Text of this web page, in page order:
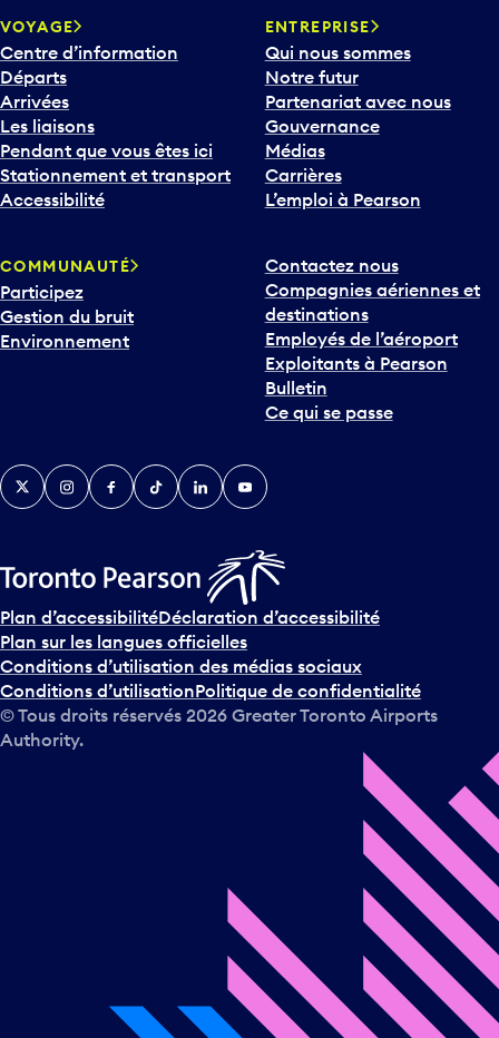
VOYAGE
Centre d’information
Départs
Arrivées
Les liaisons
Pendant que vous êtes ici
Stationnement et transport
Accessibilité
ENTREPRISE
Qui nous sommes
Notre futur
Partenariat avec nous
Gouvernance
Médias
Carrières
L’emploi à Pearson
COMMUNAUTÉ
Participez
Gestion du bruit
Environnement
Contactez nous
Compagnies aériennes et
destinations
Employés de l’aéroport
Exploitants à Pearson
Bulletin
Ce qui se passe
TwitterInstagramFacebook
TikTokLinkedInYouTube
Plan d’accessibilitéDéclaration d’accessibilité
Plan sur les langues officielles
Conditions d’utilisation des médias sociaux
Conditions d’utilisationPolitique de confidentialité
© Tous droits réservés 2026 Greater Toronto Airports
Authority.